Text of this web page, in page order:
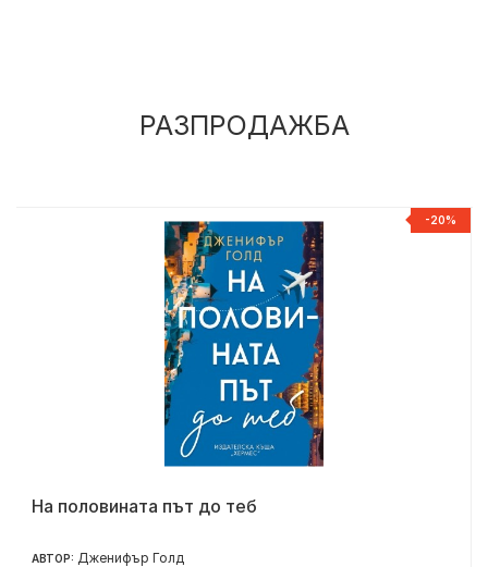
РАЗПРОДАЖБА
-20%
На половината път до теб
АВТОР: Дженифър Голд